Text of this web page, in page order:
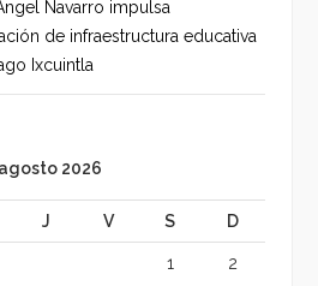
Navarro impulsa
de infraestructura educativa
Ixcuintla
agosto 2026
J V S D
1 2